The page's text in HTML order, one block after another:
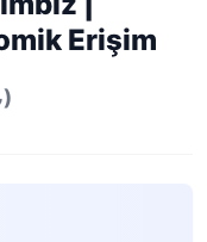
Erişim